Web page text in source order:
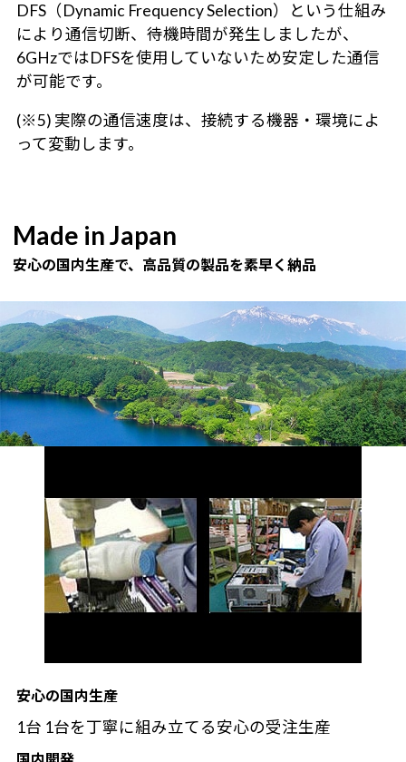
DFS（Dynamic Frequency Selection）という仕組み
により通信切断、待機時間が発生しましたが、
6GHzではDFSを使用していないため安定した通信
が可能です。
(※5) 実際の通信速度は、接続する機器・環境によ
って変動します。
Made in Japan
安心の国内生産で、高品質の製品を素早く納品
安心の国内生産
1台 1台を丁寧に組み立てる安心の受注生産
国内開発